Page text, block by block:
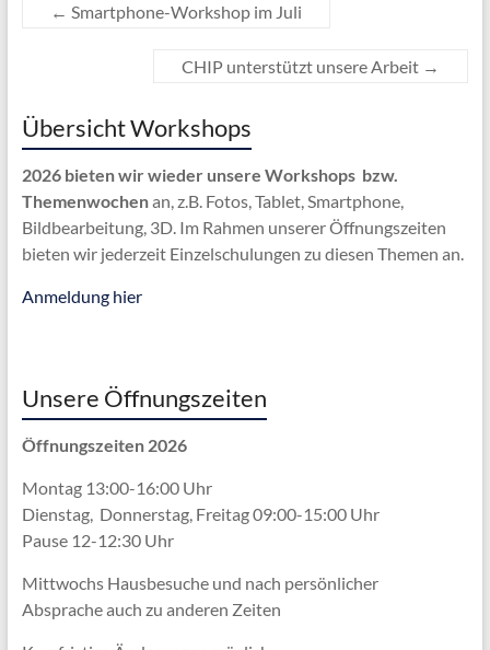
← Smartphone-Workshop im Juli
CHIP unterstützt unsere Arbeit →
Übersicht Workshops
2026 bieten wir wieder unsere Workshops bzw.
Themenwochenan, z.B. Fotos, Tablet, Smartphone,
Bildbearbeitung, 3D. Im Rahmen unserer Öffnungszeiten
bieten wir jederzeit Einzelschulungen zu diesen Themen an.
Anmeldung hier
Unsere Öffnungszeiten
Öffnungszeiten 2026
Montag 13:00-16:00 Uhr
Dienstag, Donnerstag, Freitag 09:00-15:00 Uhr
Pause 12-12:30 Uhr
Mittwochs Hausbesuche und nach persönlicher
Abspracheauch zu anderen Zeiten